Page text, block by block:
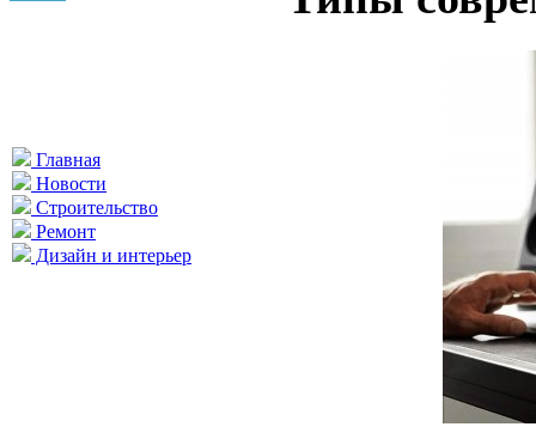
Главная
Новости
Строительство
Ремонт
Дизайн и интерьер